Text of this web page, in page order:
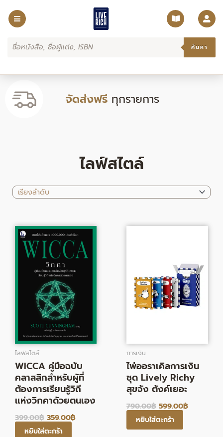
Products
search ค้นหา
จัดส่งฟรี ทุกรายการ
ไลฟ์สไตล์
ไลฟ์สไตล์
WICCA คู่มือฉบับ
คลาสสิกสำหรับผู้ที่
ต้องการเรียนรู้วิถี
แห่งวิกคาด้วยตนเอง
399.00฿
price
was:
399.00฿.
359.00฿
price
is:
359.00฿.
หยิบใส่ตะกร้า
การเงิน
ไพ่ออราเคิลการเงิน
ชุด Lively Richy
สุขจัง ตังค์เยอะ
790.00฿
price
599.00฿
price
หยิบใส่ตะกร้า